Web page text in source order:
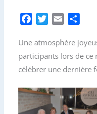
c
e
b
o
i
t
t
r
a
i
l
r
t
a
e
r
Une atmosphère
participants lors de
célébrer une dernière